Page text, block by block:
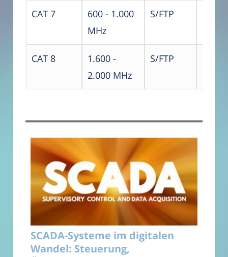
CAT 7
600 - 1.000
MHz
S/FTP
CAT 8
1.600 -
2.000 MHz
S/FTP
SCADA-Systeme im digitalen
Wandel: Steuerung,